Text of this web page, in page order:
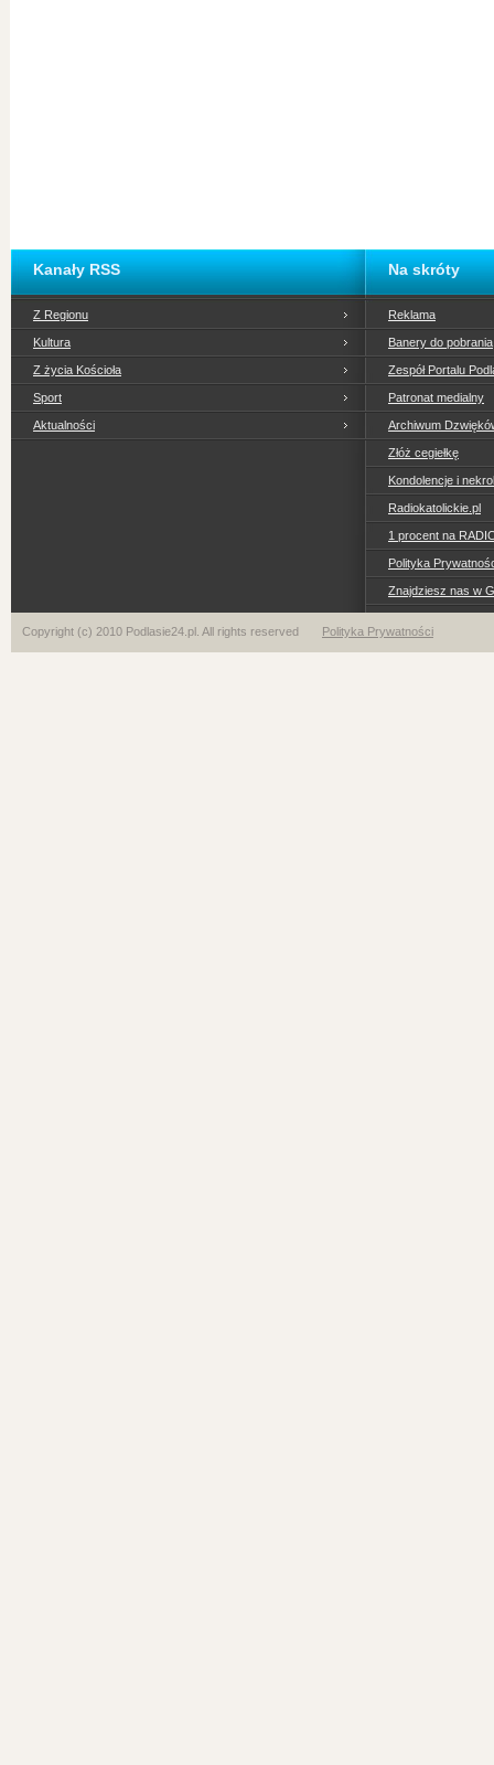
Kanały RSS
Z Regionu
Kultura
Z życia Kościoła
Sport
Aktualności
Na skróty
Reklama
Banery do pobrania
Zespół Portalu
Patronat medialny
Archiwum
Złóż cegiełkę
Kondolencje i
Radiokatolickie.pl
1 procent na
Polityka
Znajdziesz nas w
Copyright (c) 2010 Podlasie24.pl. All rights reserved Polityka Prywatności